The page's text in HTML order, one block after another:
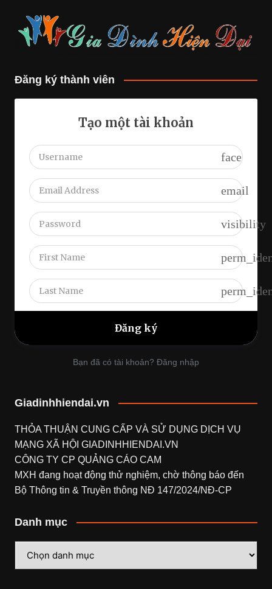
Đăng ký thành viên
Tạo một tài khoản
face
email
visibility
Bạn đã có tài khoản? Đăng nhập
Giadinhhiendai.vn
THỎA THUẬN CUNG CẤP VÀ SỬ DỤNG DỊCH VỤ
MẠNG XÃ HỘI GIADINHHIENDAI.VN
CÔNG TY CP QUẢNG CÁO CAM
MXH đang hoạt động thử nghiệm, chờ thông báo đến
Bộ Thông tin & Truyền thông NĐ 147/2024/NĐ-CP
Danh mục
mục